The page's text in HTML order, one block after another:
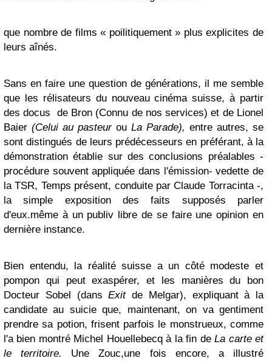
que nombre de films « poilitiquement » plus explicites de
leurs aînés.
Sans en faire une question de générations, il me semble
que les rélisateurs du nouveau cinéma suisse, à partir
des docus de Bron (Connu de nos services) et de Lionel
Baier (Celui au pasteurou La Parade), entre autres, se
sont distingués de leurs prédécesseurs en préférant, à la
démonstration établie sur des conclusions préalables -
procédure souvent appliquée dans l'émission- vedette de
la TSR, Temps présent, conduite par Claude Torracinta -,
la simple exposition des faits supposés parler
d'eux.même à un publiv libre de se faire une opinion en
dernière instance.
Bien entendu, la réalité suisse a un côté modeste et
pompon qui peut exaspérer, et les manières du bon
Docteur Sobel (dansExitde Melgar), expliquant à la
candidate au suicie que, maintenant, on va gentiment
prendre sa potion, frisent parfois le monstrueux, comme
l'a bien montré Michel Houellebecq à la fin deLa carte et
le territoire.
Une Zouc,une fois encore, a illustré